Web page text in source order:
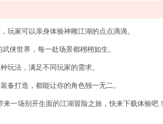
玩家可以亲身体验神雕江湖的点点滴滴。
侠世界，每一处场景都栩栩如生。
玩法，满足不同玩家的需求。
备打造，都能让你的角色独一无二。
一场别开生面的江湖冒险之旅，快来下载体验吧！